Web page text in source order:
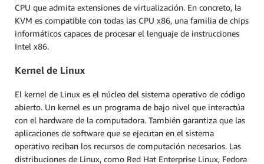
CPU que admita extensiones de virtualización. En concreto, la
KVM es compatible con todas las CPU x86, una familia de chips
informáticos capaces de procesar el lenguaje de instrucciones
Intel x86.
Kernel de Linux
El kernel de Linux es el núcleo del sistema operativo de código
abierto. Un kernel es un programa de bajo nivel que interactúa
con el hardware de la computadora. También garantiza que las
aplicaciones de software que se ejecutan en el sistema
operativo reciban los recursos de computación necesarios. Las
distribuciones de Linux, como Red Hat Enterprise Linux, Fedora